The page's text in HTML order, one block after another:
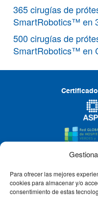
Para ofrecer las mejores
cookies para almacenar y/o
consentimiento de estas
365 cirugías de
SmartRobotics™ en
500 cirugías de
SmartRobotics™ en
CLÍNICA CEMTRO